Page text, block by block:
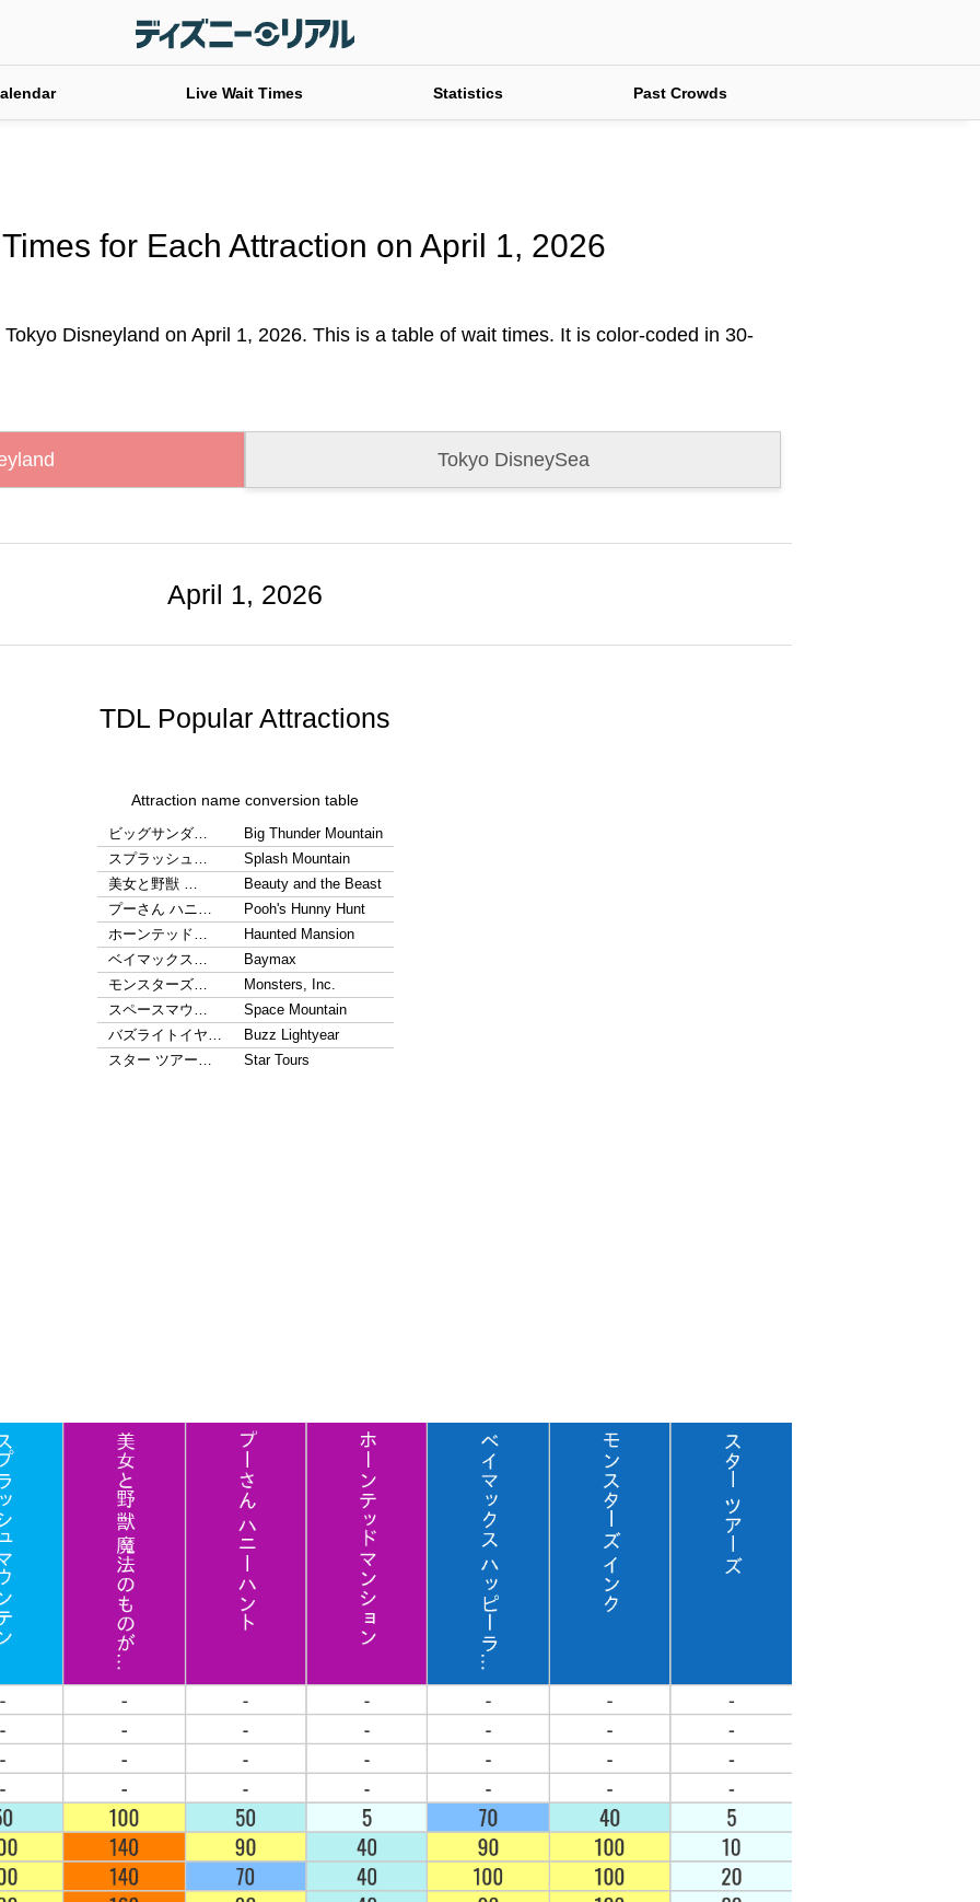
Live Wait Times Statistics Past Crowds
for Each Attraction on April 1, 2026
Disneyland on April 1, 2026. This is a table of wait times. It is color-coded in 30-
Tokyo DisneySea
April 1, 2026
TDL Popular Attractions
Attraction name conversion table
ビッグサンダ…
Big Thunder Mountain
スプラッシュ…
Splash Mountain
美女と野獣 …
Beauty and the Beast
プーさん ハニ…
Pooh's Hunny Hunt
ホーンテッド…
Haunted Mansion
ベイマックス…
Baymax
モンスターズ…
Monsters, Inc.
スペースマウ…
Space Mountain
バズライトイヤ…
Buzz Lightyear
スター ツアー…
Star Tours